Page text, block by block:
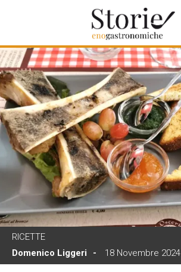
RICETTE
Domenico Liggeri
18 Novembre 2024